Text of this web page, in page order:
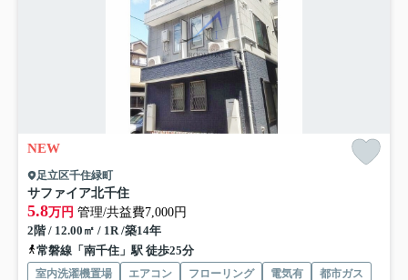
NEW
足立区千住緑町
サファイア北千住
5.8万円 管理/共益費7,000円
2階 / 12.00㎡ / 1R /築14年
常磐線「南千住」駅 徒歩25分
室内洗濯機置場 エアコン フローリング 電気有
都市ガス